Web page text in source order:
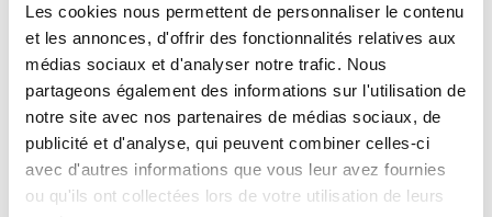
Les cookies nous permettent de personnaliser le contenu
et les annonces, d'offrir des fonctionnalités relatives aux
médias sociaux et d'analyser notre trafic. Nous
partageons également des informations sur l'utilisation de
notre site avec nos partenaires de médias sociaux, de
publicité et d'analyse, qui peuvent combiner celles-ci
avec d'autres informations que vous leur avez fournies
ou qu'ils ont collectées lors de votre utilisation de leurs
Château Ramezay, Musée et site historique de
Montréal
Entrez dans l'histoire de Montréal par la grande porte… et visitez le premier édifice classé
monument historique au Québec! Sélectionné comme l’un des 1001 sites historiques
qu’il faut avoir vus dans sa vie, le Château vous invite à revivre plus de 500 ans
d'histoire à travers ses expositions, son parcours multimédia (en six langues) et son
jardin de la Nouvelle-France.